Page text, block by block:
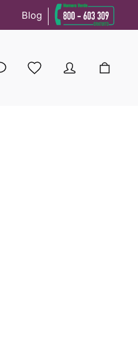
Blog